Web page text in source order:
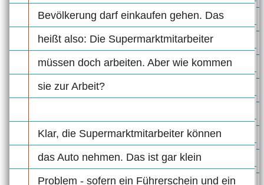
Bevölkerung darf einkaufen gehen. Das
heißt also: Die Supermarktmitarbeiter
müssen doch arbeiten. Aber wie kommen
sie zur Arbeit?
Klar, die Supermarktmitarbeiter können
das Auto nehmen. Das ist gar klein
Problem - sofern ein Führerschein und ein